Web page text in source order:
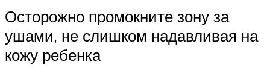
Осторожно промокните зону за
ушами, не слишком надавливая на
кожу ребенка